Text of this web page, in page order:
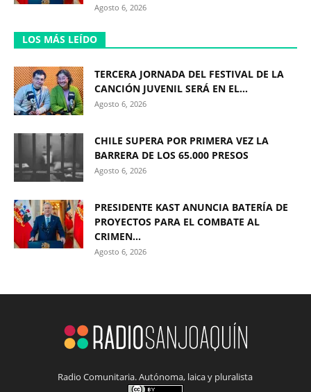
Agosto 6, 2026
LOS MÁS LEÍDO
TERCERA JORNADA DEL FESTIVAL DE LA
CANCIÓN JUVENIL SERÁ EN EL...
Agosto 6, 2026
CHILE SUPERA POR PRIMERA VEZ LA
BARRERA DE LOS 65.000 PRESOS
Agosto 6, 2026
PRESIDENTE KAST ANUNCIA BATERÍA DE
PROYECTOS PARA EL COMBATE AL
CRIMEN...
Agosto 6, 2026
Radio Comunitaria. Autónoma, laica y pluralista